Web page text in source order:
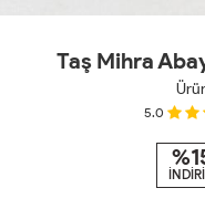
Taş Mihra
5.0